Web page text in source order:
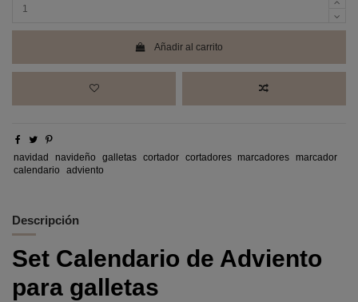
Añadir al carrito
navidad navideño galletas cortador cortadores marcadores marcador
calendario
adviento
Descripción
Set Calendario de Adviento
para galletas